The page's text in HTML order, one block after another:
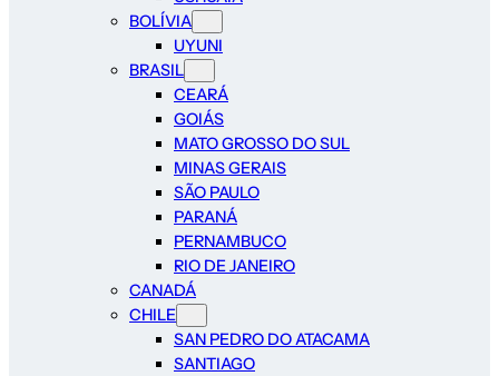
BOLÍVIA
UYUNI
BRASIL
CEARÁ
GOIÁS
MATO GROSSO DO SUL
MINAS GERAIS
SÃO PAULO
PARANÁ
PERNAMBUCO
RIO DE JANEIRO
CANADÁ
CHILE
SAN PEDRO DO ATACAMA
SANTIAGO